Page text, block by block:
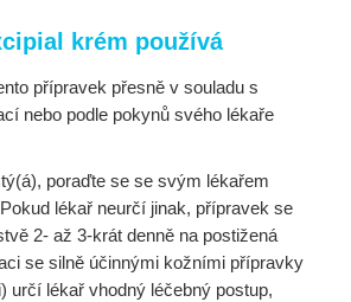
krém používá
přípravek přesně v souladu s
nebo podle pokynů svého lékaře
poraďte se se svým lékařem
lékař neurčí jinak, přípravek se
2- až 3-krát denně na postižená
se silně účinnými kožními přípravky
určí lékař vhodný léčebný postup,